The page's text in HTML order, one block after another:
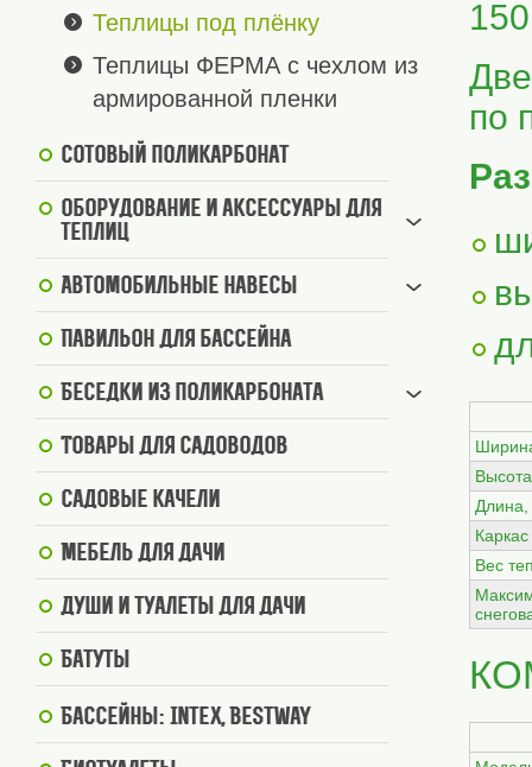
Теплицы под плёнку
Теплицы ФЕРМА с чехлом из
армированной пленки
Сотовый поликарбонат
Оборудование и аксессуары для
теплиц
Автомобильные навесы
Павильон для бассейна
Беседки из поликарбоната
Товары для садоводов
Садовые качели
Мебель для дачи
Души и туалеты для дачи
Батуты
Бассейны: Intex, BestWay
по
Каркас
Вес